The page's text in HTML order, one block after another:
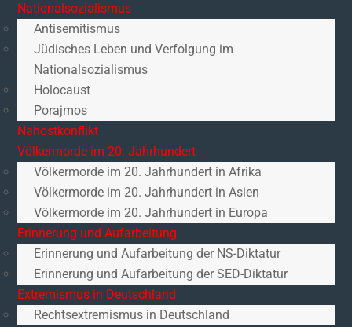
Nationalsozialismus
Antisemitismus
Jüdisches Leben und Verfolgung im
Nationalsozialismus
Holocaust
Porajmos
Nahostkonflikt
Völkermorde im 20. Jahrhundert
Völkermorde im 20. Jahrhundert in Afrika
Völkermorde im 20. Jahrhundert in Asien
Völkermorde im 20. Jahrhundert in Europa
Erinnerung und Aufarbeitung
Erinnerung und Aufarbeitung der NS-Diktatur
Erinnerung und Aufarbeitung der SED-Diktatur
Extremismus in Deutschland
Rechtsextremismus in Deutschland